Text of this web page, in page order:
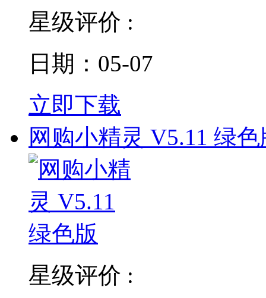
星级评价 :
日期：05-07
立即下载
网购小精灵 V5.11 绿色
星级评价 :